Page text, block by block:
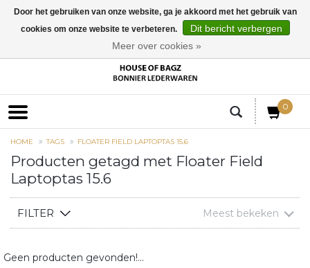
0
HOME TAGS FLOATER FIELD LAPTOPTAS 15.6
Producten getagd met Floater Field
Laptoptas 15.6
FILTER Meest bekeken
Geen producten gevonden!...
Door het gebruiken van onze website, ga je akkoord met het gebruik van
cookies om onze website te verbeteren.
Dit bericht verbergen
Meer over cookies »